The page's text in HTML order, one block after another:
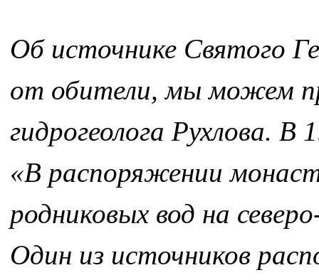
Об источнике Святого
от обители, мы можем
гидрогеолога Рухлова. В
«В распоряжении
родниковых вод на
Один из источников